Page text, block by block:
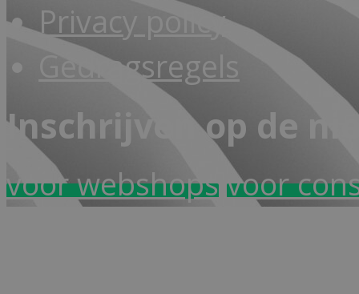
Privacy policy
Gedragsregels
Inschrijven op de
voor webshopsvoor